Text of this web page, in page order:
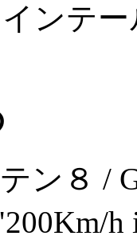
ンテ
ン８ /
h